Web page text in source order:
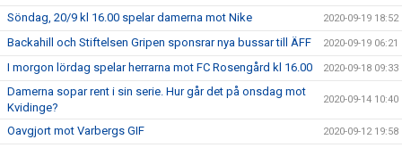
Söndag, 20/9 kl 16.00 spelar damerna mot Nike 2020-09-19 18:52
Backahill och Stiftelsen Gripen sponsrar nya bussar till ÄFF 2020-09-19 06:21
I morgon lördag spelar herrarna mot FC Rosengård kl 16.00 2020-09-18 09:33
Damerna sopar rent i sin serie. Hur går det på onsdag mot
Kvidinge?
2020-09-14 10:40
Oavgjort mot Varbergs GIF 2020-09-12 19:58